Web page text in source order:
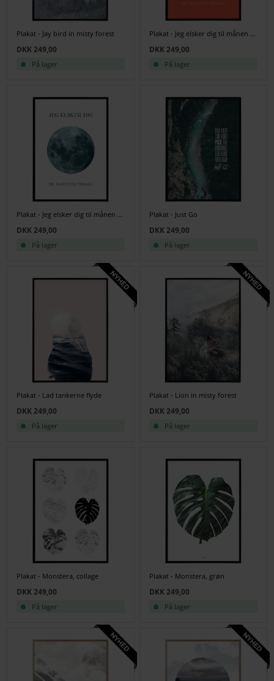
Plakat - Jay bird in misty forest
DKK 249,00
På lager
DKK 249,00
På lager
DKK 249,00
På lager
Plakat - Just Go
DKK 249,00
På lager
Plakat - Lad tankerne flyde
DKK 249,00
På lager
Plakat - Lion in misty forest
DKK 249,00
På lager
Plakat - Monstera, collage
DKK 249,00
På lager
Plakat - Monstera, grøn
DKK 249,00
På lager